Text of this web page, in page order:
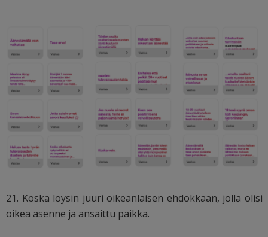
21. Koska löysin juuri oikeanlaisen ehdokkaan, jolla olisi
oikea asenne ja ansaittu paikka.